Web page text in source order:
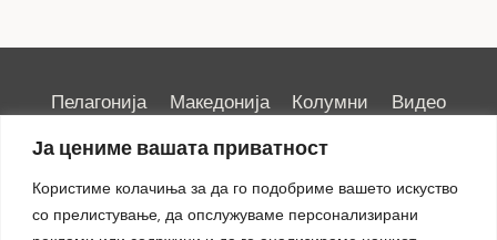
Ја цениме вашата приватност
Користиме колачиња за да го подобриме вашето искуство
со прелистување, да опслужуваме персонализирани
Пелагонија Македонија Колумни
Видео
Емисии
Култура Здравје
Занимливости
Спорт
ИРИС